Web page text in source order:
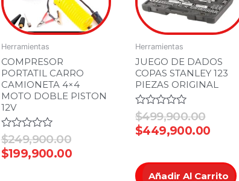
Herramientas
COMPRESOR
PORTATIL CARRO
CAMIONETA 4×4
MOTO DOBLE PISTON
12V
Valorado
en
0
$249,900.00
$199,900.00
Herramientas
JUEGO DE DADOS
COPAS STANLEY 123
PIEZAS ORIGINAL
Valorado
en
0
$499,900.00
$449,900.00
Añadir Al Carrito